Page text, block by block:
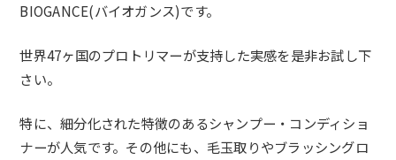
BIOGANCE(バイオガンス)です。
世界47ヶ国のプロトリマーが支持した実感を是非お試し下
さい。
特に、細分化された特徴のあるシャンプー・コンディショ
ナーが人気です。その他にも、毛玉取りやブラッシングロ